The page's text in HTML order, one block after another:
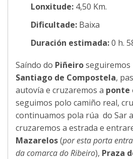
Lonxitude: 4,50 Km.
Dificultade: Baixa
Duración estimada:0 h.
Saíndo do Piñeiroseguiremos
Santiago de Compostela,
autovía e cruzaremos a ponte
seguimos polo camiño real,
continuamos pola rúa do Sar
cruzaremos a estrada e
Mazarelos(por esta porta
da comarca do Ribeiro), Praza